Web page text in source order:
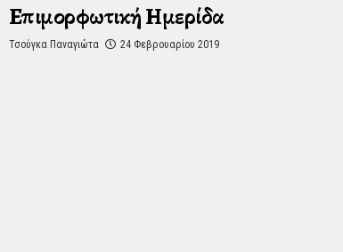
Επιμορφωτική Ημερίδα
Τσούγκα Παναγιώτα 24 Φεβρουαρίου 2019